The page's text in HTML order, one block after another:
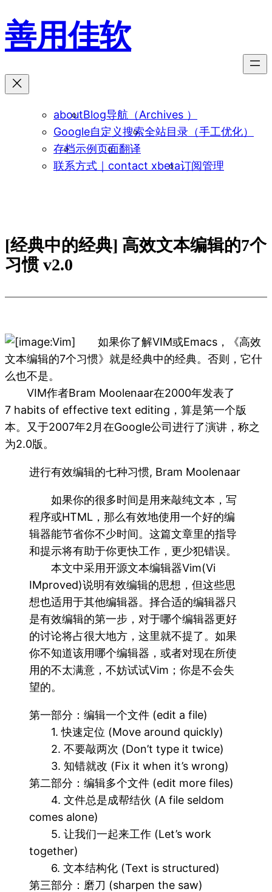
至
内
善用佳软
aboutBlog导航（Archives ）
Google自定义搜索全站目录（手工优化）
存档示例页面翻译
联系方式｜contact xbeta订阅管理
[经典中的经典] 高效文本编辑的7个
习惯 v2.0
如果你了解VIM或Emacs，《高效
文本编辑的7个习惯》就是经典中的经典。否则，它什
么也不是。
VIM作者Bram Moolenaar在2000年发表了
7 habits of effective text editing，算是第一个版
本。又于2007年2月在Google公司进行了演讲，称之
为2.0版。
进行有效编辑的七种习惯, Bram Moolenaar
如果你的很多时间是用来敲纯文本，写
程序或HTML，那么有效地使用一个好的编
辑器能节省你不少时间。这篇文章里的指导
和提示将有助于你更快工作，更少犯错误。
本文中采用开源文本编辑器Vim(Vi
IMproved)说明有效编辑的思想，但这些思
想也适用于其他编辑器。择合适的编辑器只
是有效编辑的第一步，对于哪个编辑器更好
的讨论将占很大地方，这里就不提了。如果
你不知道该用哪个编辑器，或者对现在所使
用的不太满意，不妨试试Vim；你是不会失
望的。
第一部分：编辑一个文件 (edit a file)
1. 快速定位 (Move around quickly)
2. 不要敲两次 (Don’t type it twice)
3. 知错就改 (Fix it when it’s wrong)
第二部分：编辑多个文件 (edit more files)
4. 文件总是成帮结伙 (A file seldom
comes alone)
5. 让我们一起来工作 (Let’s work
together)
6. 文本结构化 (Text is structured)
第三部分：磨刀 (sharpen the saw)